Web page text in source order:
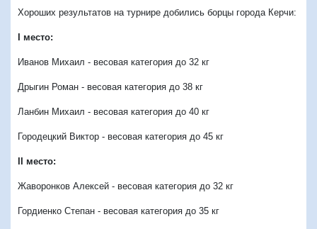
Хороших результатов на турнире добились борцы города Керчи:
I место:
Иванов Михаил - весовая категория до 32 кг
Дрыгин Роман - весовая категория до 38 кг
Ланбин Михаил - весовая категория до 40 кг
Городецкий Виктор - весовая категория до 45 кг
II место:
Жаворонков Алексей - весовая категория до 32 кг
Гордиенко Степан - весовая категория до 35 кг